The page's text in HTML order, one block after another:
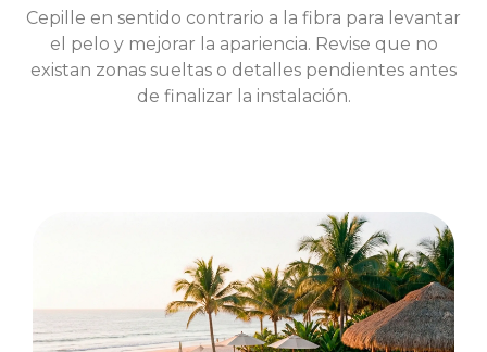
Cepille en sentido contrario a la fibra para levantar
el pelo y mejorar la apariencia. Revise que no
existan zonas sueltas o detalles pendientes antes
de finalizar la instalación.